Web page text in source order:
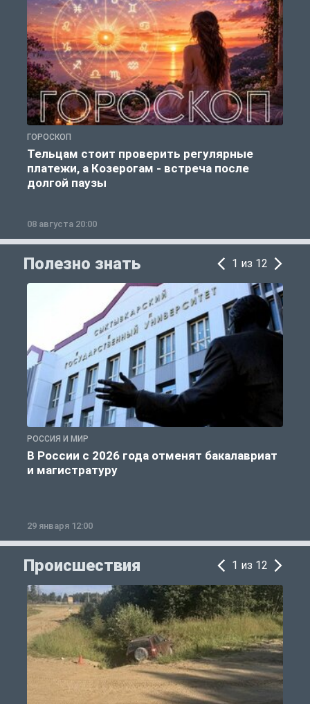
ГОРОСКОП
Тельцам стоит проверить регулярные
платежи, а Козерогам - встреча после
долгой паузы
08 августа 20:00
Полезно знать 1 из 12
РОССИЯ И МИР
В России с 2026 года отменят бакалавриат
и магистратуру
29 января 12:00
Происшествия 1 из 12